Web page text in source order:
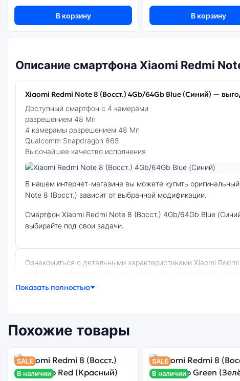
В корзину В корзину
Описание смартфона Xiaomi Redmi
Xiaomi Redmi Note 8 (Восст.) 4Gb/64Gb Blue (Синий) —
Доступный смартфон с 4 камерами
разрешением 48 Мп
4 камерамы разрешением 48 Мп
Qualcomm Snapdragon 665
Высочайшее качество исполнения
В нашем интернет-магазине вы можете купить оригинальный смартфон Xiaomi Redmi Note 8 (Восст.) 4Gb/64Gb Blue (Синий) по выгодной цене. Стоимость смартфона Xiaomi Redmi
Note 8 (Восст.) зависит от выбранной модификации.
смартфон Xiaomi Redmi Note 8 (Восст.) 4Gb/64Gb Blue (Синий) — удачное сочетание цены, производительности и дизайна. Модель доступна в разных конфигурациях и цветах —
выбирайте под свои задачи.
Ознакомиться с детальными характеристиками Xiaomi Redmi Note 8 (Восст.) 4Gb/64Gb Blue (Синий) можно ниже, в разделе «Характеристики». Если выбранной конфигурации нет в
наличии — оформите заказ на сайте, и мы привезём её в
аккумулятор
Процессор
экран
Показать полностью
Похожие товары
SALE
В наличии
SALE
В наличии